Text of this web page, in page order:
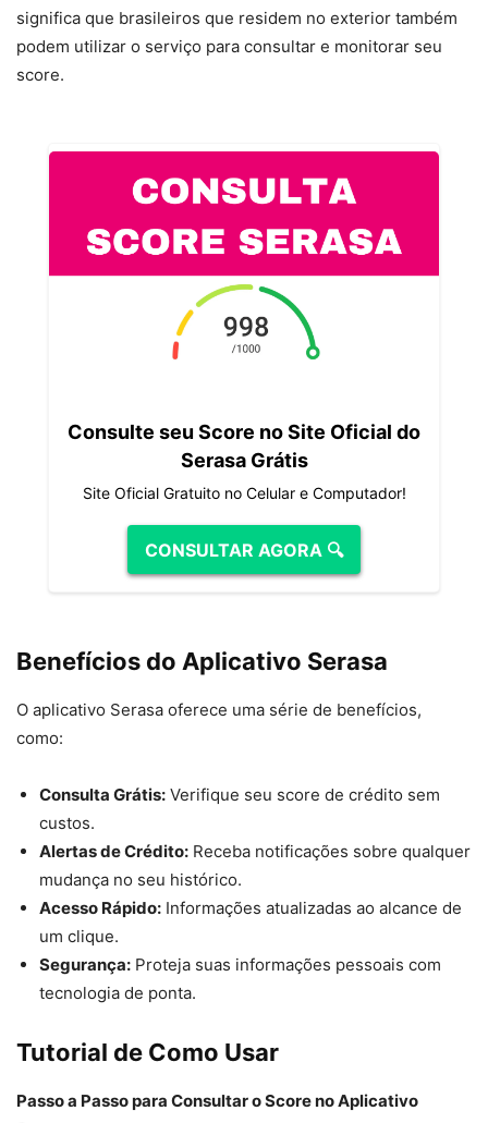
significa que brasileiros que residem no exterior também
podem utilizar o serviço para consultar e monitorar seu
score.
Consulte seu Score no Site Oficial do
Serasa Grátis
Site Oficial Gratuito no Celular e Computador!
CONSULTAR AGORA 🔍
Benefícios do Aplicativo Serasa
O aplicativo Serasa oferece uma série de benefícios,
como:
Consulta Grátis: Verifique seu score de crédito sem
custos.
Alertas de Crédito: Receba notificações sobre qualquer
mudança no seu histórico.
Acesso Rápido: Informações atualizadas ao alcance de
um clique.
Segurança: Proteja suas informações pessoais com
tecnologia de ponta.
Tutorial de Como Usar
Passo a Passo para Consultar o Score no Aplicativo